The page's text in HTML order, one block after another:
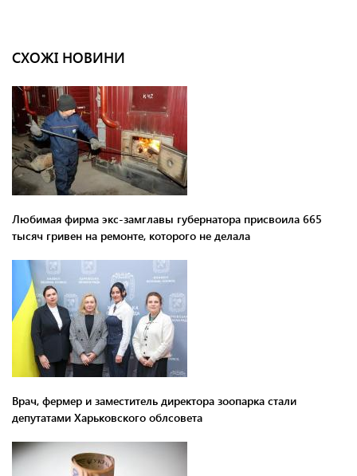
СХОЖІ НОВИНИ
Любимая фирма экс-замглавы губернатора присвоила 665
тысяч гривен на ремонте, которого не делала
Врач, фермер и заместитель директора зоопарка стали
депутатами Харьковского облсовета